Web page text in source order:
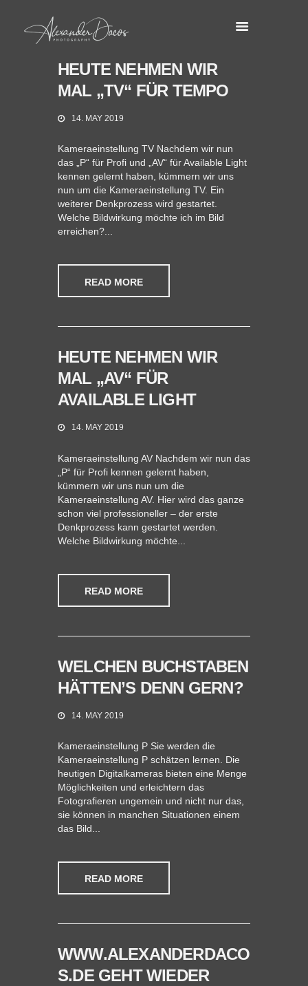
HEUTE NEHMEN WIR
MAL „TV“ FÜR TEMPO
14. MAY 2019
Kameraeinstellung TV Nachdem wir nun
das „P“ für Profi und „AV“ für Available Light
kennen gelernt haben, kümmern wir uns
nun um die Kameraeinstellung TV. Ein
weiterer Denkprozess wird gestartet.
Welche Bildwirkung möchte ich im Bild
erreichen?...
READ MORE
HEUTE NEHMEN WIR
MAL „AV“ FÜR
AVAILABLE LIGHT
14. MAY 2019
Kameraeinstellung AV Nachdem wir nun das
„P“ für Profi kennen gelernt haben,
kümmern wir uns nun um die
Kameraeinstellung AV. Hier wird das ganze
schon viel professioneller – der erste
Denkprozess kann gestartet werden.
Welche Bildwirkung möchte...
READ MORE
WELCHEN BUCHSTABEN
HÄTTEN’S DENN GERN?
14. MAY 2019
Kameraeinstellung P Sie werden die
Kameraeinstellung P schätzen lernen. Die
heutigen Digitalkameras bieten eine Menge
Möglichkeiten und erleichtern das
Fotografieren ungemein und nicht nur das,
sie können in manchen Situationen einem
das Bild...
READ MORE
WWW.ALEXANDERDACO
S.DE GEHT WIEDER